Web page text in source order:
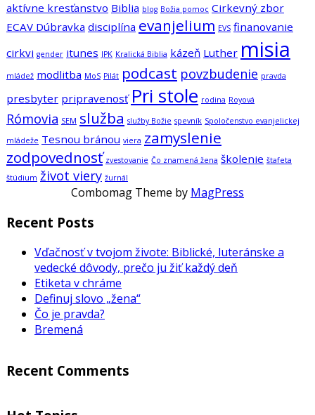
aktívne kresťanstvo Biblia blog Božia pomoc Cirkevný zbor
ECAV Dúbravka disciplína evanjelium EVS finanovanie
cirkvi gender itunes JPK Kralická Biblia kázeň Luther misia
mládež modlitba MoS Pilát podcast povzbudenie pravda
presbyter pripravenosť Pri stole rodina Royová
Rómovia SEM služba služby Božie spevník Spoločenstvo evanjelickej
mládeže Tesnou bránou viera zamyslenie
zodpovednosť zvestovanie Čo znamená žena školenie štafeta
štúdium život viery žurnál
Combomag Theme by MagPress
Recent Posts
Vďačnosť v tvojom živote: Biblické, luteránske a
vedecké dôvody, prečo ju žiť každý deň
Etiketa v chráme
Definuj slovo „žena“
Čo je pravda?
Bremená
Recent Comments